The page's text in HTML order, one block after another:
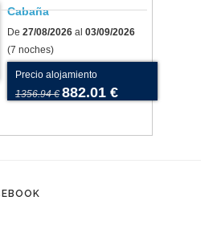
Cabaña
De 27/08/2026 al 03/09/2026
(7 noches)
Precio alojamiento
1356.94 € 882.01 €